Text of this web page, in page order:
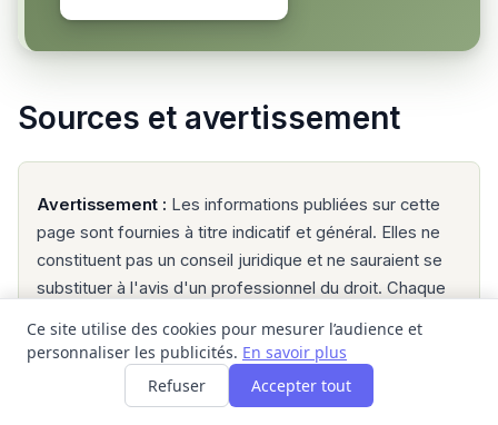
Sources et avertissement
Avertissement : Les informations publiées sur cette
page sont fournies à titre indicatif et général. Elles ne
constituent pas un conseil juridique et ne sauraient se
substituer à l'avis d'un professionnel du droit. Chaque
point-justice peut analyser votre cas particulier. Pour
trouver un point-justice en Guadeloupe, consultez
Ce site utilise des cookies pour mesurer l’audience et
personnaliser les publicités. En savoir plus
Refuser
Accepter tout